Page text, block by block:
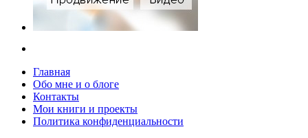
Главная
Обо мне и о блоге
Контакты
Мои книги и проекты
Политика конфиденциальности